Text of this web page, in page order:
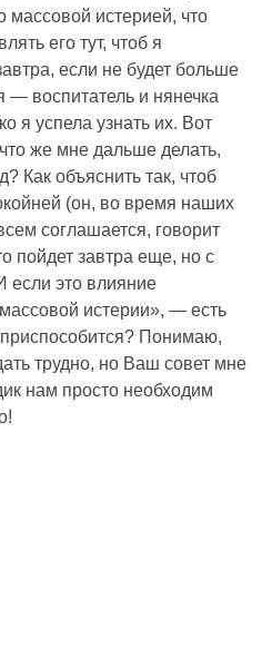
массовой истерией, что
его тут, чтоб я
если не будет больше
— воспитатель и нянечка
я успела узнать их. Вот
же мне дальше делать,
Как объяснить так, чтоб
(он, во время наших
соглашается, говорит
пойдет завтра еще, но с
если это влияние
истерии», — есть
Понимаю,
трудно, но Ваш совет мне
нам просто необходим